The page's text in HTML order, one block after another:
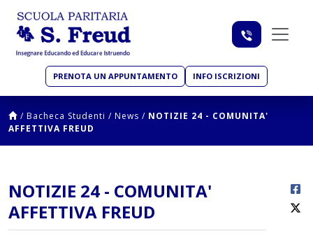
PRENOTA UN APPUNTAMENTO INFO ISCRIZIONI
/ Bacheca Studenti / News / NOTIZIE 24 - COMUNITA'
AFFETTIVA FREUD
NOTIZIE 24 - COMUNITA'
AFFETTIVA FREUD